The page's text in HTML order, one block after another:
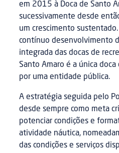
em 2015 à Doca de Santo
sucessivamente desde
um crescimento
contínuo desenvolvimento
integrada das docas de
Santo Amaro é a única
por uma entidade pública.
A estratégia seguida pelo
desde sempre como meta
potenciar condições e
atividade náutica,
das condições e serviços